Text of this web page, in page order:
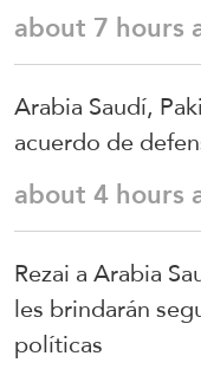
about 7 hours
Arabia Saudí,
acuerdo de
about 4 hours
Rezai a Arabia
les brindarán
políticas